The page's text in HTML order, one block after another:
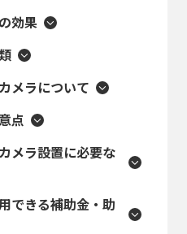
効果
メラについて
点
メラ設置に必要な
できる補助金・助